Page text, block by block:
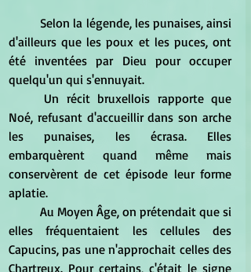
Selon la légende, les punaises, ainsi
d'ailleurs que les poux et les puces, ont
été inventées par Dieu pour occuper
quelqu'un qui s'ennuyait.
Un récit bruxellois rapporte que
Noé, refusant d'accueillir dans son arche
les punaises, les écrasa. Elles
embarquèrent quand même mais
conservèrent de cet épisode leur forme
aplatie.
Au Moyen Âge, on prétendait que si
elles fréquentaient les cellules des
Capucins, pas une n'approchait celles des
Chartreux. Pour certains, c'était le signe